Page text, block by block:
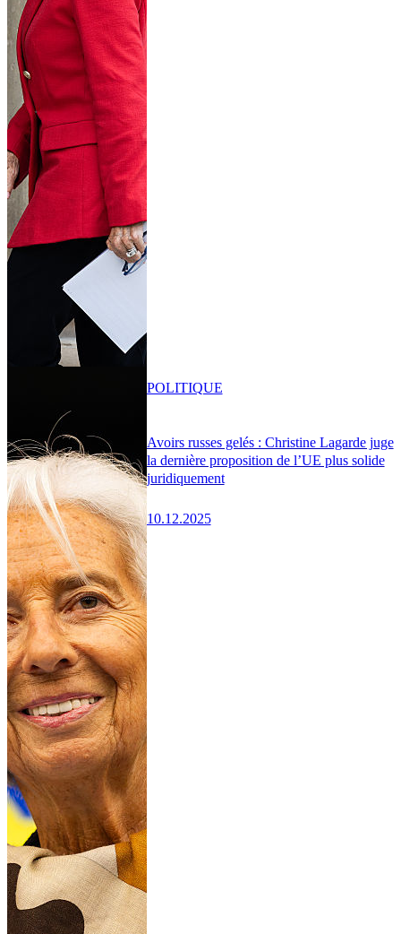
Avoirs russes gelés : Christine Lagarde juge
la dernière proposition de l’UE plus solide
juridiquement
10.12.2025
POLITIQUE